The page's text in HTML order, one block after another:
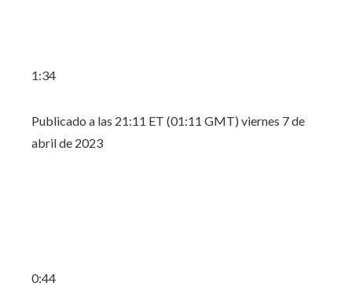
1:34
Publicado a las 21:11 ET (01:11 GMT) viernes 7 de
abril de 2023
0:44